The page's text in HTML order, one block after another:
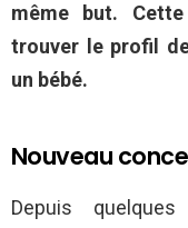
même but.
trouver le profil
un bébé.
Nouveau
Depuis